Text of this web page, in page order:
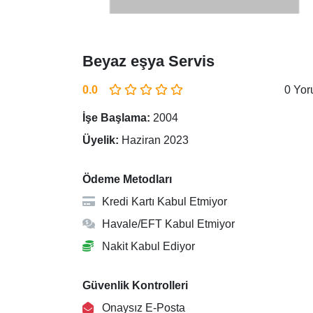
Beyaz eşya Servis
0.0 0
İşe Başlama: 2004
Üyelik: Haziran 2023
Ödeme Metodları
Kredi Kartı Kabul Etmiyor
Havale/EFT Kabul Etmiyor
Nakit Kabul Ediyor
Güvenlik Kontrolleri
Onaysız E-Posta